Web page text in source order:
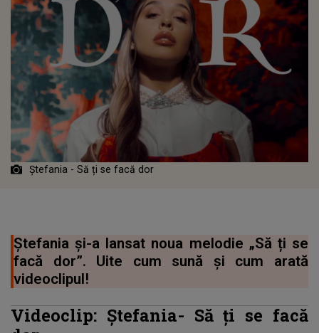
Ștefania - Să ți se facă dor
Ștefania și-a lansat noua melodie „Să ți se
facă dor”. Uite cum sună și cum arată
videoclipul!
Videoclip: Ștefania- Să ți se facă